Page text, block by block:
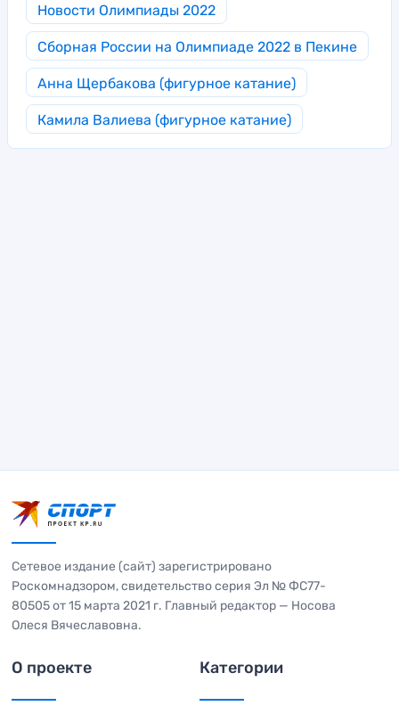
Новости Олимпиады 2022
Сборная России на Олимпиаде 2022 в Пекине
Анна Щербакова (фигурное катание)
Камила Валиева (фигурное катание)
Сетевое издание (сайт) зарегистрировано
Роскомнадзором, свидетельство серия Эл № ФС77-
80505 от 15 марта 2021 г. Главный редактор — Носова
Олеся Вячеславовна.
О проекте Категории